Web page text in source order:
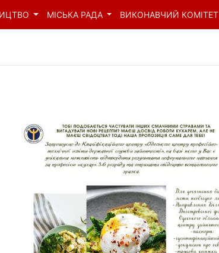
МІСЬКА РАДА ВИКОНАВЧИЙ КОМІТЕТ